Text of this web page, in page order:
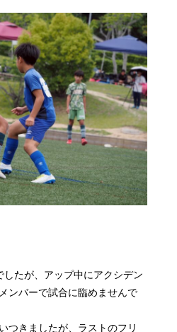
したが、アップ中にアクシデン
ンバーで試合に臨めませんで
つきましたが、ラストのフリ